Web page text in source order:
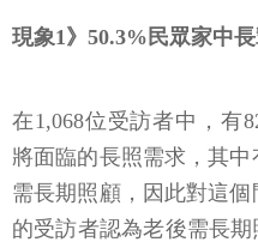
現象1》50.3%民眾家中
在1,068位受訪者中，有
將面臨的長照需求，其
需長期照顧，因此對這
的受訪者認為老後需長